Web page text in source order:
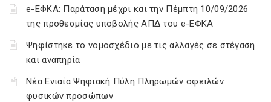
e-ΕΦΚΑ: Παράταση μέχρι και την Πέμπτη 10/09/2026
της προθεσμίας υποβολής ΑΠΔ του e-ΕΦΚΑ
Ψηφίστηκε το νομοσχέδιο με τις αλλαγές σε στέγαση
και αναπηρία
Νέα Ενιαία Ψηφιακή Πύλη Πληρωμών οφειλών
φυσικών προσώπων